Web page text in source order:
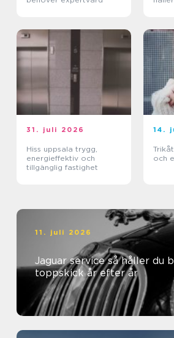
31. juli 2026
Hiss uppsala trygg,
energieffektiv och
tillgänglig fastighet
14.
Trikåtyg mjukt,
och
11. juli 2026
Jaguar service så håller du bilen i
toppskick år efter år